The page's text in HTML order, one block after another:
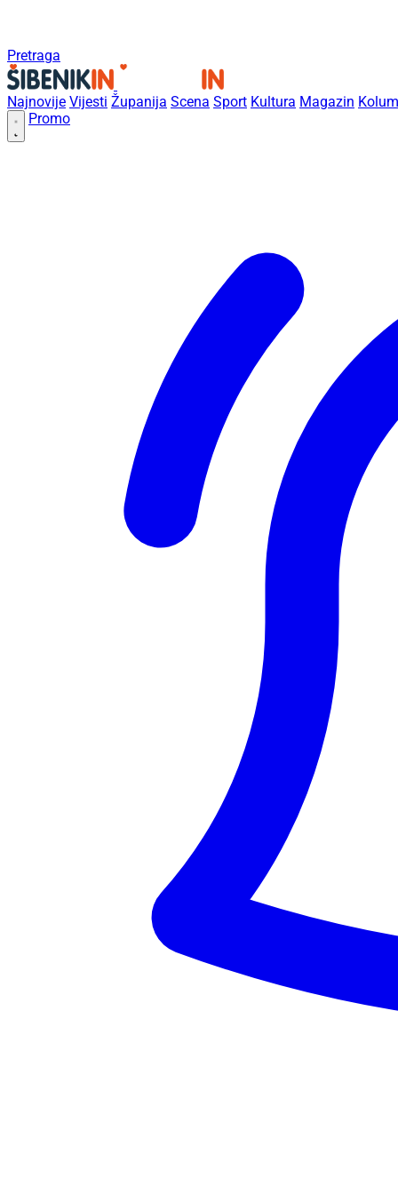
Pretraga
Najnovije Vijesti Županija Scena Sport Kultura Magazin
Promo